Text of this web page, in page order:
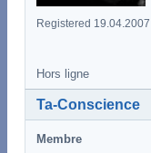
Registered 19.04.2007
Hors ligne
Ta-Conscience
Membre